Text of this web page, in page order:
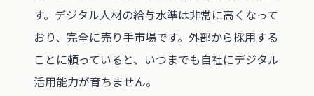
す。デジタル人材の給与水準は非常に高くなって
おり、完全に売り手市場です。外部から採用する
ことに頼っていると、いつまでも自社にデジタル
活用能力が育ちません。